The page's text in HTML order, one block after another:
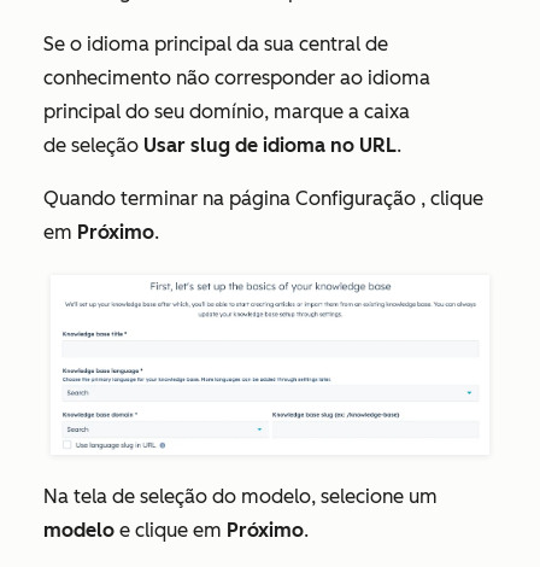
Se o idioma principal da sua central de
conhecimento não corresponder ao idioma
principal do seu domínio, marque a caixa
de seleção Usar slug de idioma no URL.
Quando terminar na página Configuração , clique
em Próximo.
Na tela de seleção do modelo, selecione um
modelo e clique em Próximo.